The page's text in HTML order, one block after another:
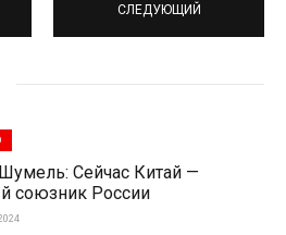
СЛЕДУЮЩИЙ
Сейчас Китай —
союзник России